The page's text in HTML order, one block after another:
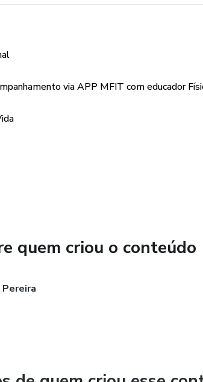
via APP MFIT com educador
quem criou o conteúdo